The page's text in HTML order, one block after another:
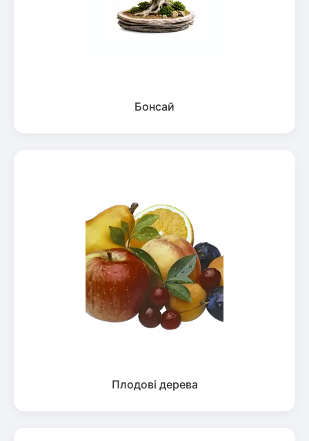
Бонсай
Плодові дерева